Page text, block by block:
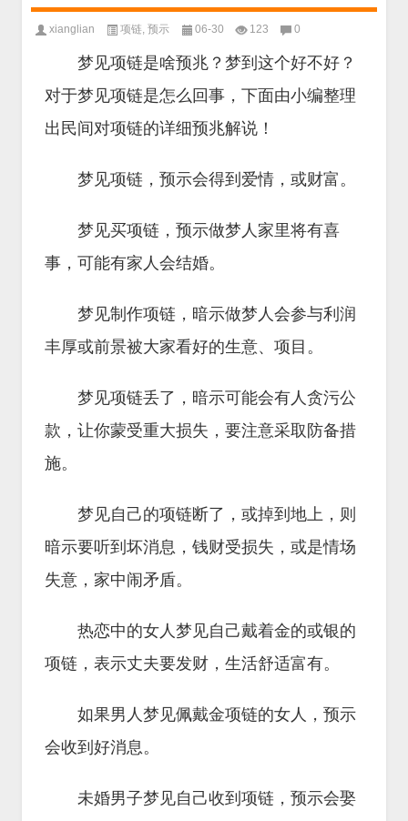
xianglian 项链, 预示 06-30 123 0
梦见项链是啥预兆？梦到这个好不好？
对于梦见项链是怎么回事，下面由小编整理
出民间对项链的详细预兆解说！
梦见项链，预示会得到爱情，或财富。
梦见买项链，预示做梦人家里将有喜
事，可能有家人会结婚。
梦见制作项链，暗示做梦人会参与利润
丰厚或前景被大家看好的生意、项目。
梦见项链丢了，暗示可能会有人贪污公
款，让你蒙受重大损失，要注意采取防备措
施。
梦见自己的项链断了，或掉到地上，则
暗示要听到坏消息，钱财受损失，或是情场
失意，家中闹矛盾。
热恋中的女人梦见自己戴着金的或银的
项链，表示丈夫要发财，生活舒适富有。
如果男人梦见佩戴金项链的女人，预示
会收到好消息。
未婚男子梦见自己收到项链，预示会娶